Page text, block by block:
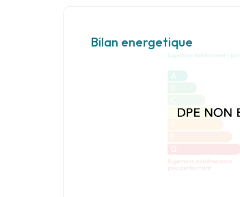
Bilan energetique